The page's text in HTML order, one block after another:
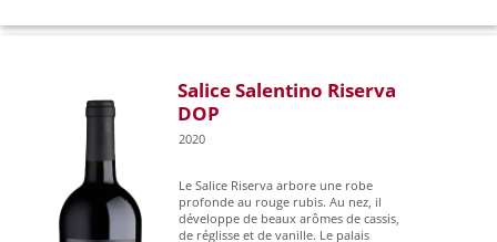
Salice Salentino Riserva
DOP
2020
Le Salice Riserva arbore une robe
profonde au rouge rubis. Au nez, il
développe de beaux arômes de cassis,
de réglisse et de vanille. Le palais